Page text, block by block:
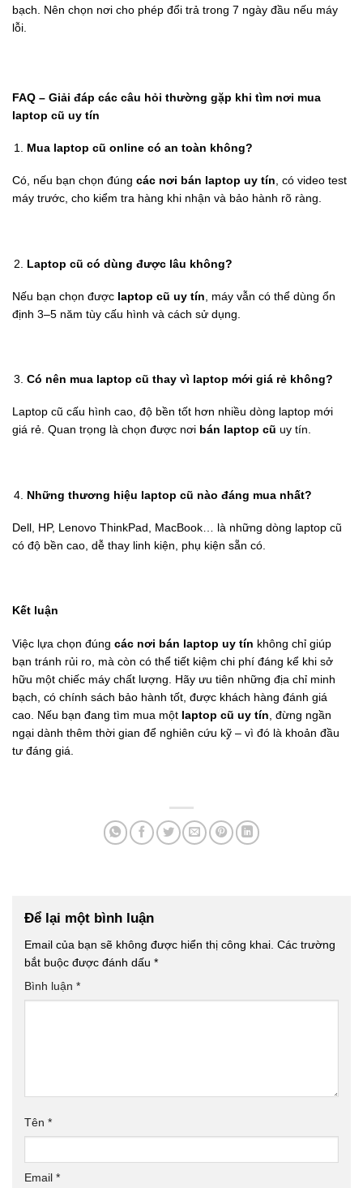
bạch. Nên chọn nơi cho phép đổi trả trong 7 ngày đầu nếu máy
lỗi.
FAQ – Giải đáp các câu hỏi thường gặp khi tìm nơi mua
laptop cũ uy tín
Mua laptop cũ online có an toàn không?
Có, nếu bạn chọn đúng các nơi bán laptop uy tín, có video test
máy trước, cho kiểm tra hàng khi nhận và bảo hành rõ ràng.
Laptop cũ có dùng được lâu không?
Nếu bạn chọn được laptop cũ uy tín , máy vẫn có thể dùng ổn
định 3–5 năm tùy cấu hình và cách sử dụng.
Có nên mua laptop cũ thay vì laptop mới giá rẻ không?
Laptop cũ cấu hình cao, độ bền tốt hơn nhiều dòng laptop mới
giá rẻ. Quan trọng là chọn được nơi bán laptop cũ uy tín.
Những thương hiệu laptop cũ nào đáng mua nhất?
Dell, HP, Lenovo ThinkPad, MacBook… là những dòng laptop cũ
có độ bền cao, dễ thay linh kiện, phụ kiện sẵn có.
Kết luận
Việc lựa chọn đúng các nơi bán laptop uy tín không chỉ giúp
bạn tránh rủi ro, mà còn có thể tiết kiệm chi phí đáng kể khi sở
hữu một chiếc máy chất lượng. Hãy ưu tiên những địa chỉ minh
bạch, có chính sách bảo hành tốt, được khách hàng đánh giá
cao. Nếu bạn đang tìm mua một laptop cũ uy tín , đừng ngần
ngại dành thêm thời gian để nghiên cứu kỹ – vì đó là khoản đầu
tư đáng giá.
Để lại một bình luận
Email của bạn sẽ không được hiển thị công khai. Các trường
bắt buộc được đánh dấu *
Bình luận *
Tên *
Email *